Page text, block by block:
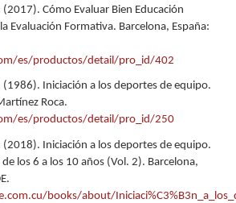
(2017). Cómo Evaluar Bien Educación
Evaluación Formativa. Barcelona, España:
es/productos/detail/pro_id/402
(1986). Iniciación a los deportes de equipo.
Roca.
es/productos/detail/pro_id/250
(2018). Iniciación a los deportes de equipo.
los 6 a los 10 años (Vol. 2). Barcelona,
books/about/